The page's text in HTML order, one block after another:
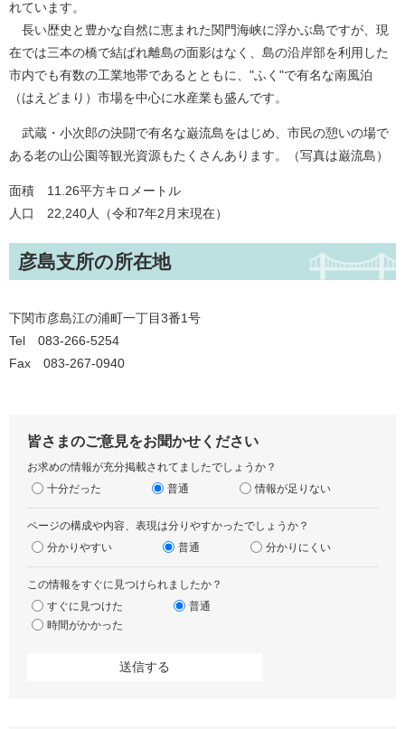
れています。
長い歴史と豊かな自然に恵まれた関門海峡に浮かぶ島ですが、現
在では三本の橋で結ばれ離島の面影はなく、島の沿岸部を利用した
市内でも有数の工業地帯であるとともに、"ふく"で有名な南風泊
（はえどまり）市場を中心に水産業も盛んです。
武蔵・小次郎の決闘で有名な巌流島をはじめ、市民の憩いの場で
ある老の山公園等観光資源もたくさんあります。（写真は巌流島）
面積 11.26平方キロメートル
人口 22,240人（令和7年2月末現在）
彦島支所の所在地
下関市彦島江の浦町一丁目3番1号
Tel 083-266-5254
Fax 083-267-0940
皆さまのご意見をお聞かせください
お求めの情報が充分掲載されてましたでしょうか？
十分だった
普通 情報が足りない
ページの構成や内容、表現は分りやすかったでしょうか？
分かりやすい
普通 分かりにくい
この情報をすぐに見つけられましたか？
すぐに見つけた
普通
時間がかかった